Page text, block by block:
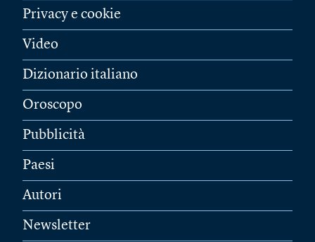
Privacy e cookie
Video
Dizionario italiano
Oroscopo
Pubblicità
Paesi
Autori
Newsletter